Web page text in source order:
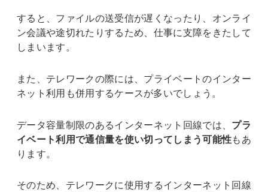
すると、ファイルの送受信が遅くなったり、オンライ
ン会議や途切れたりするため、仕事に支障をきたして
しまいます。
また、テレワークの際には、プライベートのインター
ネット利用も併用するケースが多いでしょう。
データ容量制限のあるインターネット回線では、 プラ
イベート利用で通信量を使い切ってしまう可能性もあ
ります。
そのため、テレワークに使用するインターネット回線